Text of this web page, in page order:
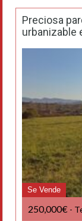
Preciosa
urbanizable
Se Vende
250,000€ -